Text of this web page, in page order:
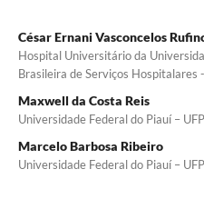
César Ernani Vasconcelos
Hospital Universitário da
Brasileira de Serviços Hospitalares
Maxwell da Costa Reis
Universidade Federal do Piauí –
Marcelo Barbosa Ribeiro
Universidade Federal do Piauí –